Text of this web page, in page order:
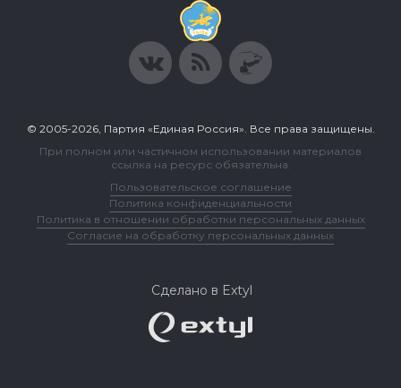
© 2005-2026, Партия «Единая Россия». Все права защищены.
При полном или частичном использовании материалов
ссылка на ресурс обязательна.
Пользовательское соглашение
Политика конфиденциальности
Политика в отношении обработки персональных данных
Согласие на обработку персональных данных
Сделано в Extyl